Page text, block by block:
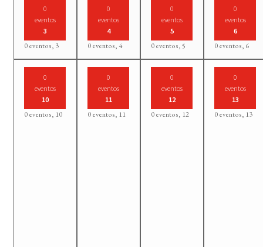
0
eventos
3
0 eventos, 3
0
eventos
4
0 eventos, 4
0
eventos
5
0 eventos,5
0
eventos
6
0 eventos, 6
0
eventos
10
0 eventos, 10
0
eventos
11
0 eventos, 11
0
eventos
12
0 eventos, 12
0
eventos
13
0 eventos, 13